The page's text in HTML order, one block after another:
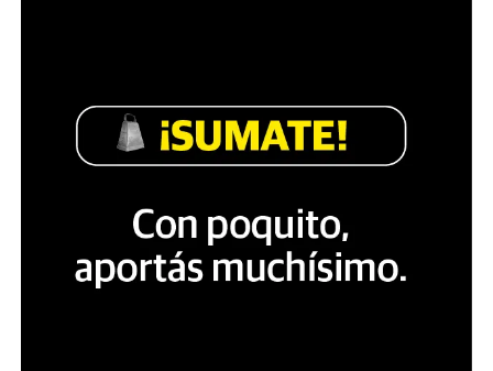
Pablo Grillo: la recuperación del cuerpo y de la sonrisa.